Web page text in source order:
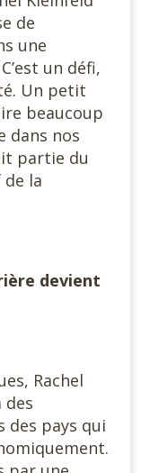
de
une
un défi,
Un petit
beaucoup
dans nos
partie du
de la
devient
Rachel
des
des pays qui